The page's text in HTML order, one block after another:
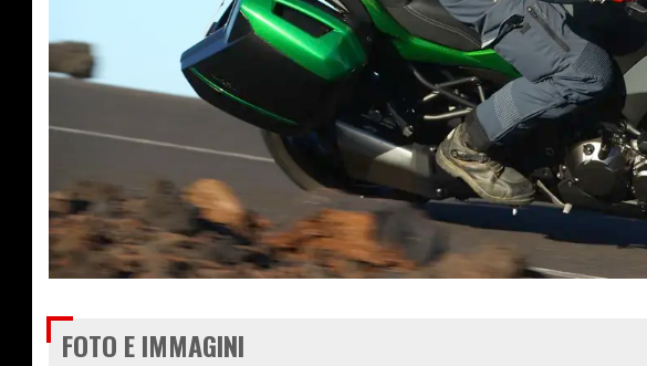
FOTO E IMMAGINI